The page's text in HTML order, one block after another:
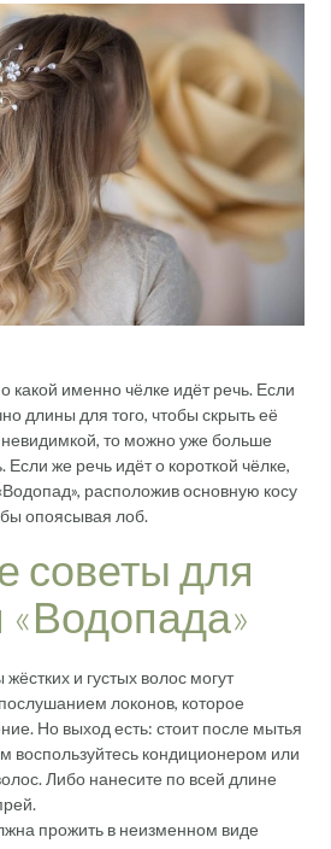
о какой именно чёлке идёт речь. Если
длины для того, чтобы скрыть её
то можно уже больше
же речь идёт о короткой чёлке,
расположив основную косу
опоясывая лоб.
советы для
«Водопада»
и густых волос могут
локонов, которое
Но выход есть: стоит после мытья
воспользуйтесь кондиционером или
Либо нанесите по всей длине
прожить в неизменном виде